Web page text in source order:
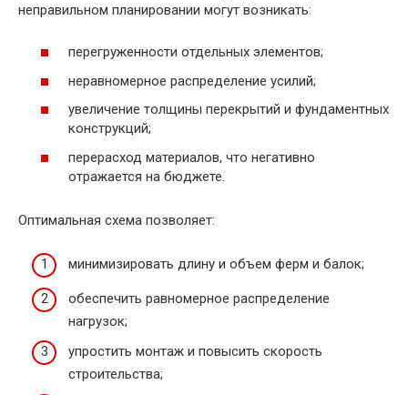
неправильном планировании могут возникать:
перегруженности отдельных элементов;
неравномерное распределение усилий;
увеличение толщины перекрытий и фундаментных
конструкций;
перерасход материалов, что негативно
отражается на бюджете.
Оптимальная схема позволяет:
минимизировать длину и объем ферм и балок;
обеспечить равномерное распределение
нагрузок;
упростить монтаж и повысить скорость
строительства;